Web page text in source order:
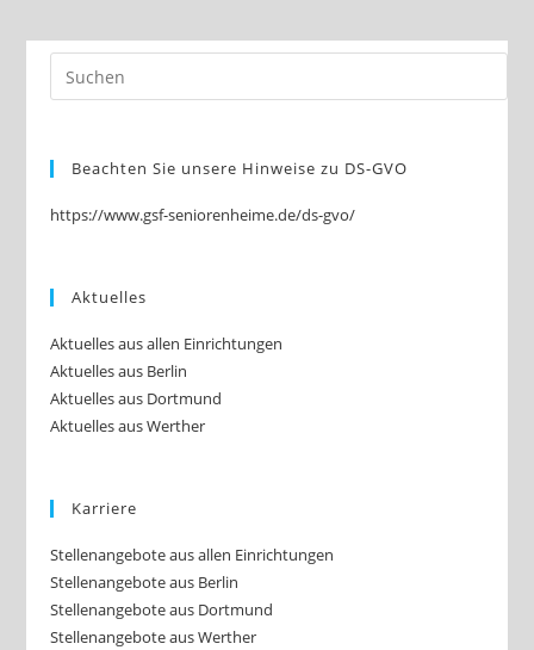
Beachten Sie unsere Hinweise zu DS-GVO
https://www.gsf-seniorenheime.de/ds-gvo/
Aktuelles
Aktuelles aus allen Einrichtungen
Aktuelles aus Berlin
Aktuelles aus Dortmund
Aktuelles aus Werther
Karriere
Stellenangebote aus allen Einrichtungen
Stellenangebote aus Berlin
Stellenangebote aus Dortmund
Stellenangebote aus Werther